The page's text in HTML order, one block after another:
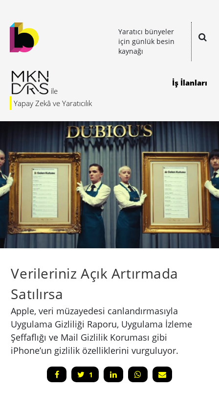
Yaratıcı bünyeler
için günlük besin
kaynağı
Yapay Zekâ ve Yaratıcılık
İş İlanları
Verileriniz Açık Artırmada
Satılırsa
Apple, veri müzayedesi canlandırmasıyla
Uygulama Gizliliği Raporu, Uygulama İzleme
Şeffaflığı ve Mail Gizlilik Koruması gibi
iPhone’un gizlilik özelliklerini vurguluyor.
1